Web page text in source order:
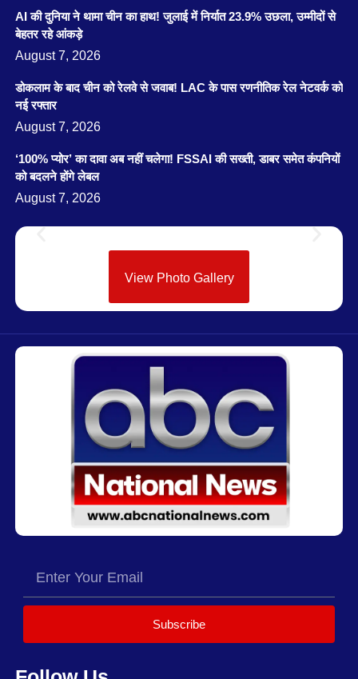
AI की दुनिया ने थामा चीन का हाथ! जुलाई में निर्यात 23.9% उछला, उम्मीदों से
बेहतर रहे आंकड़े
August 7, 2026
डोकलाम के बाद चीन को रेलवे से जवाब! LAC के पास रणनीतिक रेल नेटवर्क को
नई रफ्तार
August 7, 2026
‘100% प्योर’ का दावा अब नहीं चलेगा! FSSAI की सख्ती, डाबर समेत कंपनियों
को बदलने होंगे लेबल
August 7, 2026
View Photo Gallery
Subscribe